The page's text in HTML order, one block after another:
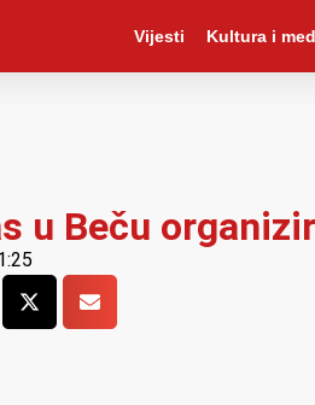
Vijesti Kultura i
u Beču